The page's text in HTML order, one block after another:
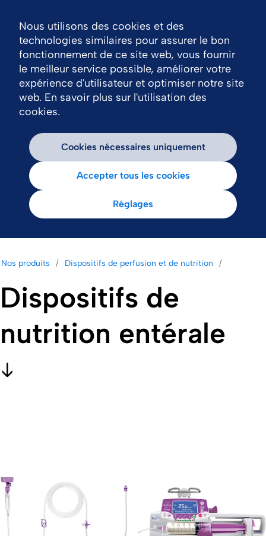
Nos produits Dispositifs de perfusion et de nutrition
Dispositifs de
nutrition entérale
Nous utilisons des cookies et des
technologies similaires pour assurer le bon
fonctionnement de ce site web, vous fournir
le meilleur service possible, améliorer votre
expérience d'utilisateur et optimiser notre site
web. En savoir plus sur l'utilisation des
cookies.
Cookies nécessaires uniquement
Accepter tous les cookies
Réglages